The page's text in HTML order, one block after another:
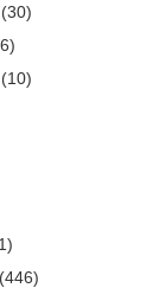
(30)
(10)
(446)